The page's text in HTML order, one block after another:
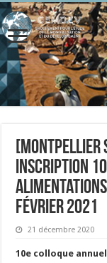
[Montpellier
Inscription
Alimentations
février 2021
21 décembre 2020
10e colloque